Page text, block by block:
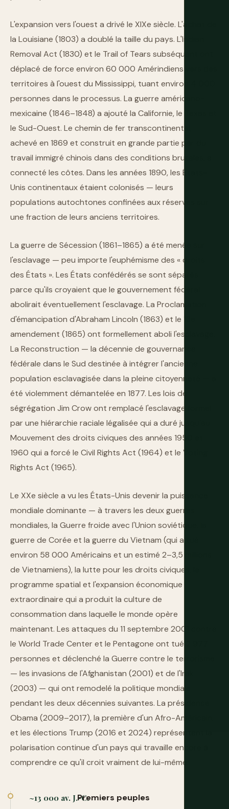
L'expansion vers l'ouest a drivé le XIXe siècle. L'achat de
la Louisiane (1803) a doublé la taille du pays. L'Indian
Removal Act (1830) et le Trail of Tears subséquent ont
déplacé de force environ 60 000 Amérindiens vers des
territoires à l'ouest du Mississippi, tuant environ 4 000
personnes dans le processus. La guerre américano-
mexicaine (1846–1848) a ajouté la Californie, le Texas et
le Sud-Ouest. Le chemin de fer transcontinental,
achevé en 1869 et construit en grande partie par du
travail immigré chinois dans des conditions brutales, a
connecté les côtes. Dans les années 1890, les États-
Unis continentaux étaient colonisés — leurs
populations autochtones confinées aux réserves sur
une fraction de leurs anciens territoires.
La guerre de Sécession (1861–1865) a été menée sur
l'esclavage — peu importe l'euphémisme des « droits
des États ». Les États confédérés se sont séparés
parce qu'ils croyaient que le gouvernement fédéral
abolirait éventuellement l'esclavage. La Proclamation
d'émancipation d'Abraham Lincoln (1863) et le 13e
amendement (1865) ont formellement aboli l'esclavage.
La Reconstruction — la décennie de gouvernance
fédérale dans le Sud destinée à intégrer l'ancienne
population esclavagisée dans la pleine citoyenneté — a
été violemment démantelée en 1877. Les lois de
ségrégation Jim Crow ont remplacé l'esclavage formel
par une hiérarchie raciale légalisée qui a duré jusqu'au
Mouvement des droits civiques des années 1950 et
1960 qui a forcé le Civil Rights Act (1964) et le Voting
Rights Act (1965).
Le XXe siècle a vu les États-Unis devenir la puissance
mondiale dominante — à travers les deux guerres
mondiales, la Guerre froide avec l'Union soviétique, la
guerre de Corée et la guerre du Vietnam (qui a tué
environ 58 000 Américains et un estimé 2–3,5 millions
de Vietnamiens), la lutte pour les droits civiques, le
programme spatial et l'expansion économique
extraordinaire qui a produit la culture de
consommation dans laquelle le monde opère
maintenant. Les attaques du 11 septembre 2001 contre
le World Trade Center et le Pentagone ont tué 2 977
personnes et déclenché la Guerre contre le terrorisme
— les invasions de l'Afghanistan (2001) et de l'Irak
(2003) — qui ont remodelé la politique mondiale
pendant les deux décennies suivantes. La présidence
Obama (2009–2017), la première d'un Afro-Américain,
et les élections Trump (2016 et 2024) représentent la
polarisation continue d'un pays qui travaille encore à
comprendre ce qu'il croit vraiment de lui-même.
~13 000 av. J.-C.Premiers peuples